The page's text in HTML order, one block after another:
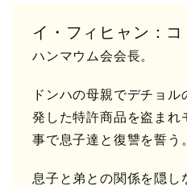
イ・フィヒャン：
ハンマウム会会長。
ドンハの母親でデチョ
発した特許商品を盗まれ
事で息子達と復讐を誓う
息子と弟との関係を隠し